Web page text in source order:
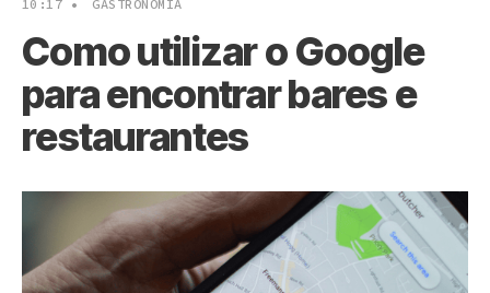
10:17 • GASTRONOMIA
Como utilizar o Google
para encontrar bares e
restaurantes